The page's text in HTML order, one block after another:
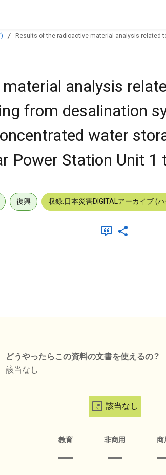
Results of the radioactive material analysis related
analysis
from desalination
water
Power Station Unit 1
復興 収録:日本災害DIGITALアーカイブ (
どうやったらこの資料の文書を使えるの？
該当なし
該当なし
教育 非商用 商